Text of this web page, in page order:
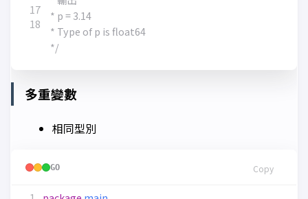
17
*/
多重變數
相同型別
GO Copy